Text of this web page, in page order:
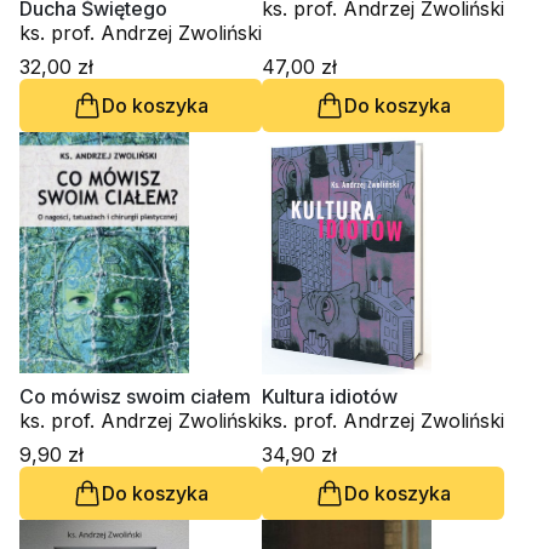
Ducha Świętego
ks. prof. Andrzej Zwoliński
32,00 zł
Do koszyka
ks. prof. Andrzej Zwoliński
47,00 zł
Do koszyka
Co mówisz swoim ciałem
ks. prof. Andrzej Zwoliński
9,90 zł
Do koszyka
Kultura idiotów
ks. prof. Andrzej Zwoliński
34,90 zł
Do koszyka